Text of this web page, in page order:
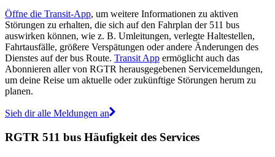
Öffne die Transit-App, um weitere Informationen zu aktiven
Störungen zu erhalten, die sich auf den Fahrplan der 511 bus
auswirken können, wie z. B. Umleitungen, verlegte Haltestellen,
Fahrtausfälle, größere Verspätungen oder andere Änderungen des
Dienstes auf der bus Route. Transit App ermöglicht auch das
Abonnieren aller von RGTR herausgegebenen Servicemeldungen,
um deine Reise um aktuelle oder zukünftige Störungen herum zu
planen.
Sieh dir alle Meldungen an
RGTR 511 bus Häufigkeit des Services